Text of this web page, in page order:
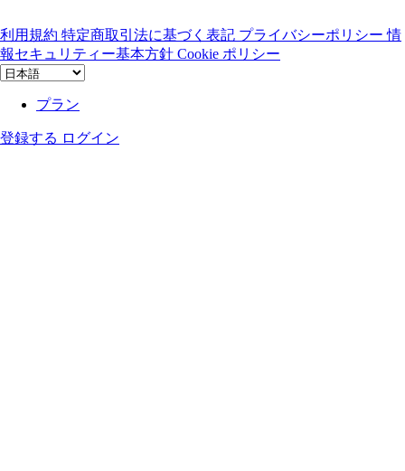
利用規約 特定商取引法に基づく表記 プライバシーポリシー情
報セキュリティー基本方針 Cookie ポリシー
プラン
登録する ログイン